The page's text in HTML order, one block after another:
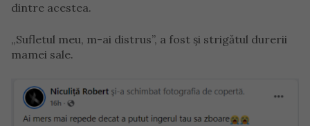
dintre acestea.
„Sufletul meu, m-ai distrus”, a fost și strigătul durerii
mamei sale.